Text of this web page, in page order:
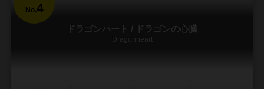
No.4
ドラゴンハート / ドラゴンの心臓
Dragonheart